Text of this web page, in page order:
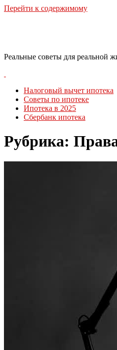
Перейти к содержимому
Реальные советы для реальной
Налоговый вычет ипотека
Советы по ипотеке
Ипотека в 2025
Сбербанк ипотека
Рубрика: